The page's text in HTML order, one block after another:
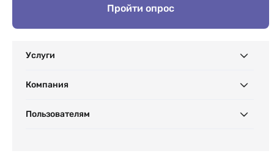
Пройти опрос
Услуги
Компания
Пользователям